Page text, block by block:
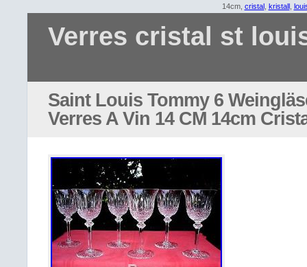
14cm, cristal, kristall,
Verres cristal st
Saint Louis Tommy 6
Verres A Vin 14 CM 14cm